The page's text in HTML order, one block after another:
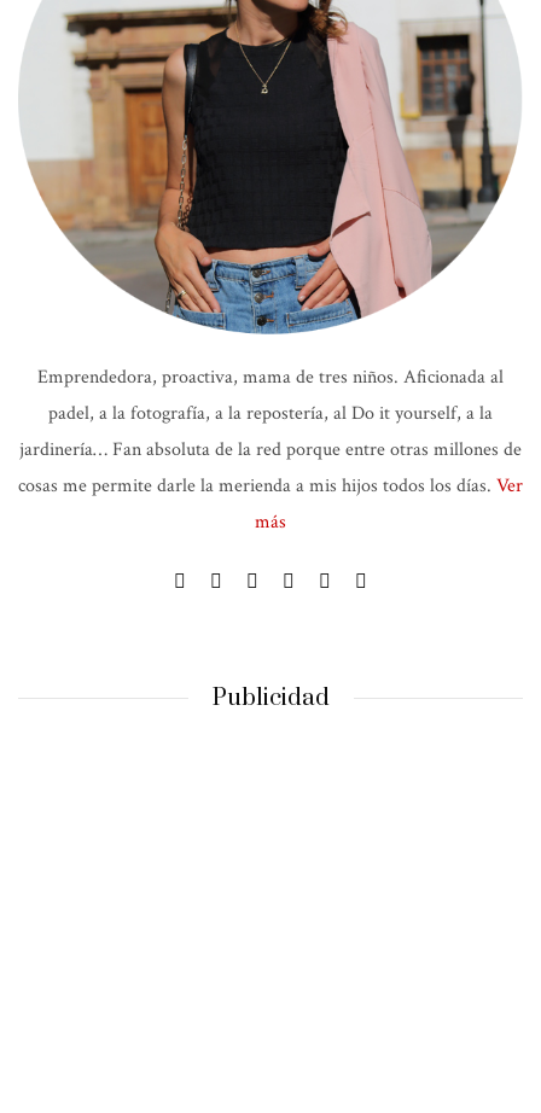
Emprendedora, proactiva, mama de tres niños. Aficionada al
padel, a la fotografía, a la repostería, al Do it yourself, a la
jardinería… Fan absoluta de la red porque entre otras millones de
cosas me permite darle la merienda a mis hijos todos los días. Ver
más
Publicidad